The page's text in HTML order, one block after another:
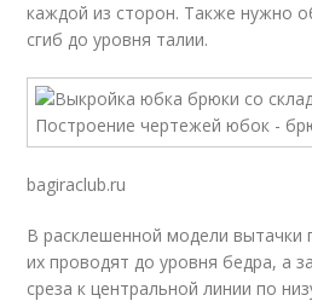
каждой из сторон. Также нужно
сгиб до уровня талии.
bagiraclub.ru
В расклешенной модели вытачки
их проводят до уровня бедра, а
среза к центральной линии по